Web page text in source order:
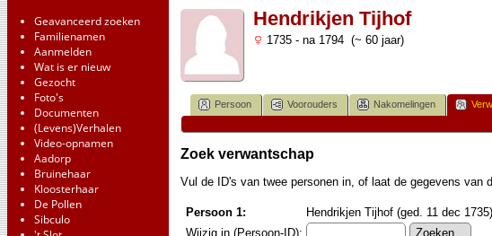
Geavanceerd zoeken
Familienamen
Aanmelden
Wat is er nieuw
Gezocht
Foto's
Documenten
(Levens)Verhalen
Video-opnamen
Aadorp
Bruinehaar
Kloosterhaar
De Pollen
Sibculo
Hendrikjen Tijhof
1735 - na 1794 (~ 60 jaar)
Persoon Voorouders Nakomelingen
Zoek verwantschap
Vul de ID's van twee personen in, of laat de gegevens van
Persoon 1:
Hendrikjen Tijhof (ged. 11 dec
Wijzig in (Persoon-ID):